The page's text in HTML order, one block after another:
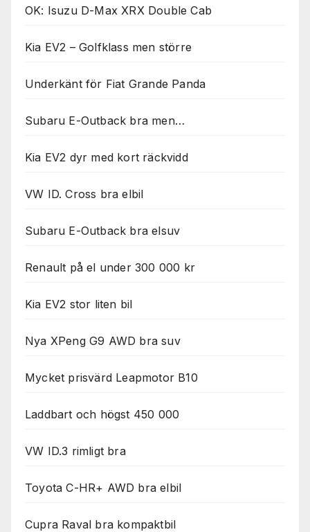
OK: Isuzu D-Max XRX Double Cab
Kia EV2 – Golfklass men större
Underkänt för Fiat Grande Panda
Subaru E-Outback bra men…
Kia EV2 dyr med kort räckvidd
VW ID. Cross bra elbil
Subaru E-Outback bra elsuv
Renault på el under 300 000 kr
Kia EV2 stor liten bil
Nya XPeng G9 AWD bra suv
Mycket prisvärd Leapmotor B10
Laddbart och högst 450 000
VW ID.3 rimligt bra
Toyota C-HR+ AWD bra elbil
Cupra Raval bra kompaktbil